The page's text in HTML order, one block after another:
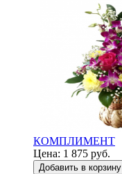
КОМПЛИМЕНТ
Цена: 1 875 руб.
Добавить в корзину